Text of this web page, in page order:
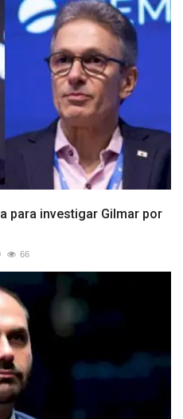
para investigar Gilmar por
66